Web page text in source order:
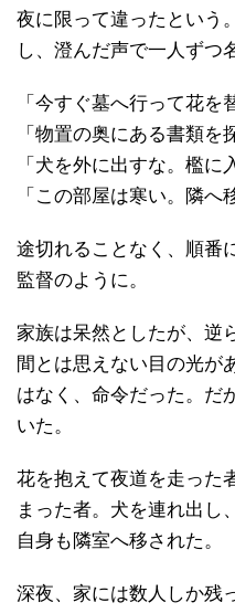
夜に限って違ったという
し、澄んだ声で一人ずつ
「今すぐ墓へ行って花を
「物置の奥にある書類を
「犬を外に出すな。檻に
「この部屋は寒い。隣へ
途切れることなく、順番
監督のように。
家族は呆然としたが、逆
間とは思えない目の光が
はなく、命令だった。だ
いた。
花を抱えて夜道を走った
まった者。犬を連れ出し
自身も隣室へ移された。
深夜、家には数人しか残